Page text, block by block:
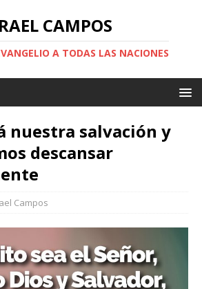
CAMPOS
A TODAS LAS NACIONES
nuestra salvación y
descansar
Campos